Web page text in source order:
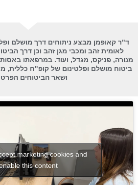
ד"ר קאופמן מבצע ניתוחים דרך מושלם
לאומית זהב ומכבי מגן זהב וכן דרך
מנורה, פניקס, מגדל, ועוד. במרפאתו
ביטוח מושלם ופלטינום של קופ"ח כללית,
ושאר הביטוחים
marketing cookies and
this content